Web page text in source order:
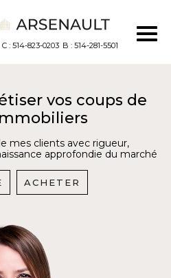
C : 514-823-0203 B : 514-281-5501
vos coups de
mes clients avec rigueur,
approfondie du marché
ACHETER